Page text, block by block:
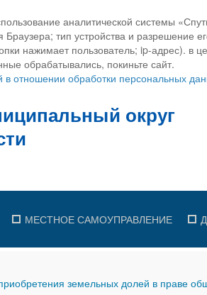
аналитической системы
тип устройства и разрешение
нажимает пользователь; ip-адрес). в
обрабатывались, покиньте сайт.
в отношении обработки персональных
МЕСТНОЕ САМОУПРАВЛЕНИЕ
земельных долей в праве